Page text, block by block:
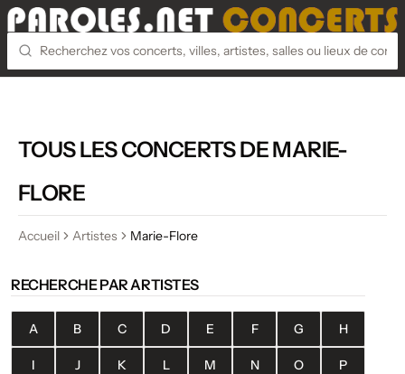
TOUS LES CONCERTS DE MARIE-
FLORE
Accueil Artistes Marie-Flore
RECHERCHE PAR ARTISTES
A B C D E F G H
I J K L M N O P